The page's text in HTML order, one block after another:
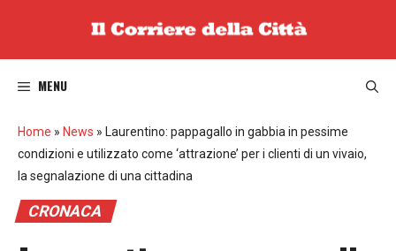
MENU
Home » News » Laurentino: pappagallo in gabbia in pessime
condizioni e utilizzato come ‘attrazione’ per i clienti di un vivaio,
la segnalazione di una cittadina
CRONACA